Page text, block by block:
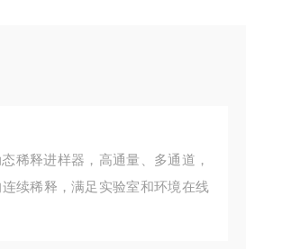
稀释进样器，高通量、多通道，
续稀释，满足实验室和环境在线